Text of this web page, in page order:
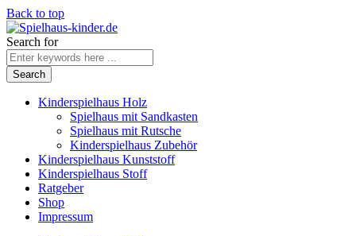
Back to top
Search for
Kinderspielhaus Holz
Spielhaus mit Sandkasten
Spielhaus mit Rutsche
Kinderspielhaus Zubehör
Kinderspielhaus Kunststoff
Kinderspielhaus Stoff
Ratgeber
Shop
Impressum